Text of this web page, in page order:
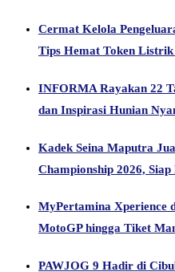
Cermat Kelola
Tips Hemat Token Listrik
INFORMA Rayakan 22
dan Inspirasi Hunian
Kadek Seina Maputra
Championship 2026,
MyPertamina Xperience
MotoGP hingga Tiket
PAWJOG 9 Hadir di